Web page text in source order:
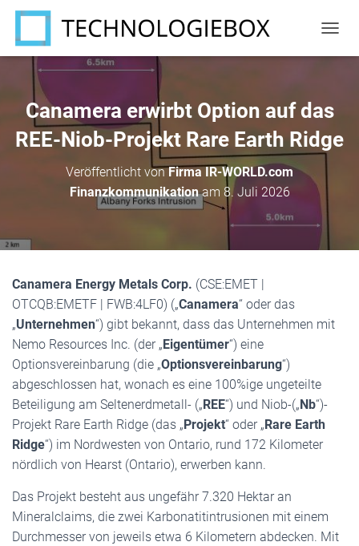
A
A
I
H
N
Canamera erwirbt Option auf das
REE-Niob-Projekt Rare Earth Ridge
Veröffentlicht vonFirma IR-WORLD.com
Finanzkommunikationam 8. Juli 2026
Canamera Energy Metals Corp. (CSE:EMET |
OTCQB:EMETF | FWB:4LF0) („Canamera“ oder das
„Unternehmen“) gibt bekannt, dass das Unternehmen mit
Nemo Resources Inc. (der „Eigentümer“) eine
Optionsvereinbarung (die „Optionsvereinbarung“)
abgeschlossen hat, wonach es eine 100%ige ungeteilte
Beteiligung am Seltenerdmetall- („REE“) und Niob-(„Nb“)-
Projekt Rare Earth Ridge (das „Projekt“ oder „Rare Earth
Ridge“) im Nordwesten von Ontario, rund 172 Kilometer
nördlich von Hearst (Ontario), erwerben kann.
Das Projekt besteht aus ungefähr 7.320 Hektar an
Mineralclaims, die zwei Karbonatitintrusionen mit einem
Durchmesser von jeweils etwa 6 Kilometern abdecken. Mit